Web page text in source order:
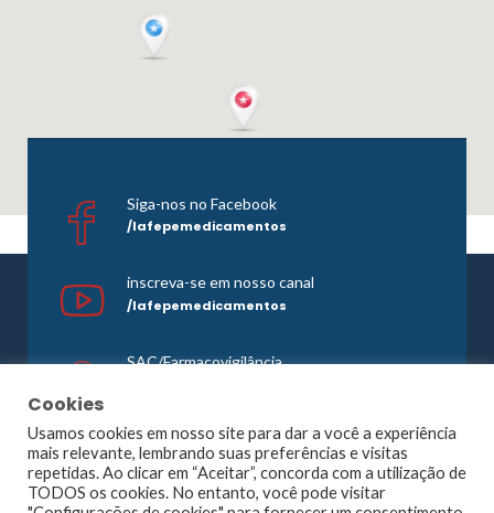
Siga-nos no Facebook
/lafepemedicamentos
inscreva-se em nosso canal
/lafepemedicamentos
SAC/Farmacovigilância
©1965 - 2026 Todos os direitos reservados. Lafepe |
Wordpress Optimized byAgência Planner
Cookies
Usamos cookies em nosso site para dar a você a experiência
mais relevante, lembrando suas preferências e visitas
repetidas. Ao clicar em “Aceitar”, concorda com a utilização de
TODOS os cookies. No entanto, você pode visitar